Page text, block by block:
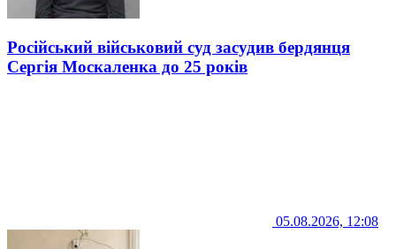
Російський військовий суд засудив бердянця
Сергія Москаленка до 25 років
05.08.2026, 12:08